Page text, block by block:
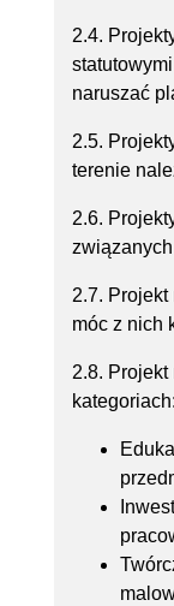
2.4.
naruszać
2.5.
terenie
2.6.
2.7.
móc z nich
2.8.
kategoriach: